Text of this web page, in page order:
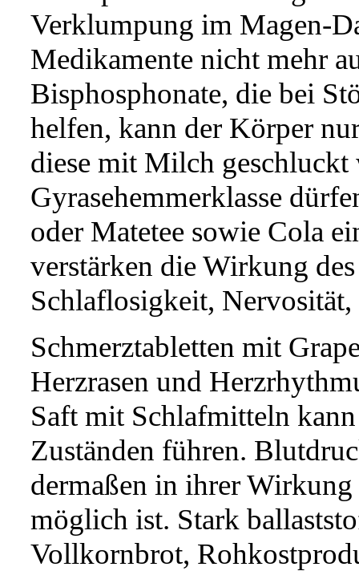
Verklumpung im Magen-
Medikamente nicht mehr
Bisphosphonate, die bei
helfen, kann der Körper
diese mit Milch
Gyrasehemmerklasse
oder Matetee sowie Cola
verstärken die Wirkung
Schlaflosigkeit,
Schmerztabletten mit
Herzrasen und
Saft mit Schlafmitteln
Zuständen führen.
dermaßen in ihrer
möglich ist. Stark
Vollkornbrot,